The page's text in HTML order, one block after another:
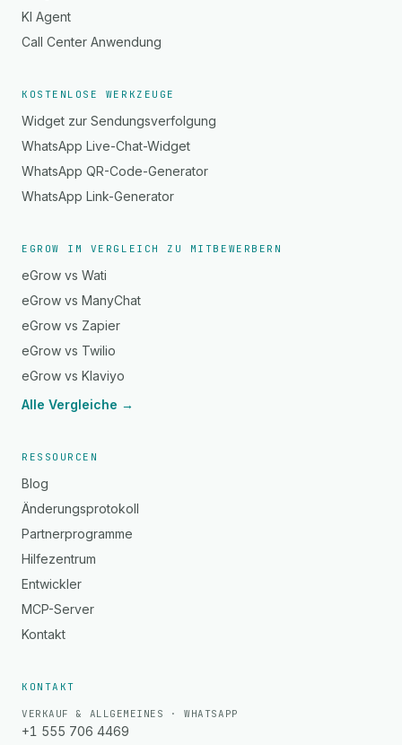
KI Agent
Call Center Anwendung
KOSTENLOSE WERKZEUGE
Widget zur Sendungsverfolgung
WhatsApp Live-Chat-Widget
WhatsApp QR-Code-Generator
WhatsApp Link-Generator
EGROW IM VERGLEICH ZU MITBEWERBERN
eGrow vs Wati
eGrow vs ManyChat
eGrow vs Zapier
eGrow vs Twilio
eGrow vs Klaviyo
Alle Vergleiche →
RESSOURCEN
Blog
Änderungsprotokoll
Partnerprogramme
Hilfezentrum
Entwickler
MCP-Server
Kontakt
KONTAKT
VERKAUF & ALLGEMEINES · WHATSAPP
+1 555 706 4469